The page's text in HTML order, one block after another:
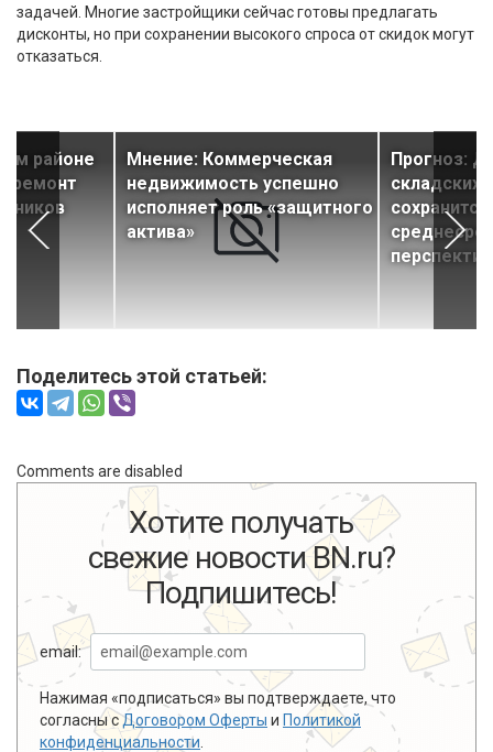
задачей. Многие застройщики сейчас готовы предлагать
дисконты, но при сохранении высокого спроса от скидок могут
отказаться.
районе
Мнение: Коммерческая
недвижимость успешно
исполняет роль «защитного
актива»
Прогноз:
складских
сохранится
Поделитесь этой статьей:
Comments are disabled
Хотите получать
свежие новости BN.ru?
Подпишитесь!
email:
Нажимая «подписаться» вы подтверждаете, что
согласны сДоговором Оферты и Политикой
конфиденциальности